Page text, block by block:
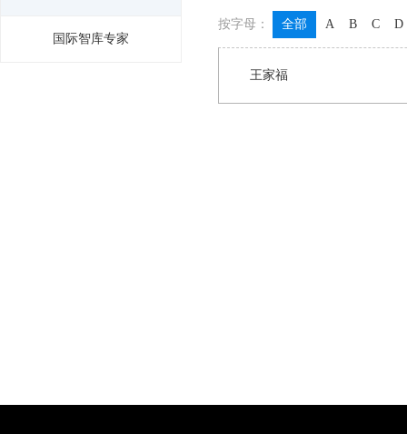
国际智库专家
膳食养生
名医西药
按字母： 全部 A B C D
王家福